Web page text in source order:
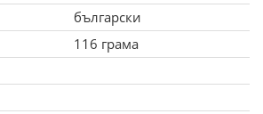
български
116 грама